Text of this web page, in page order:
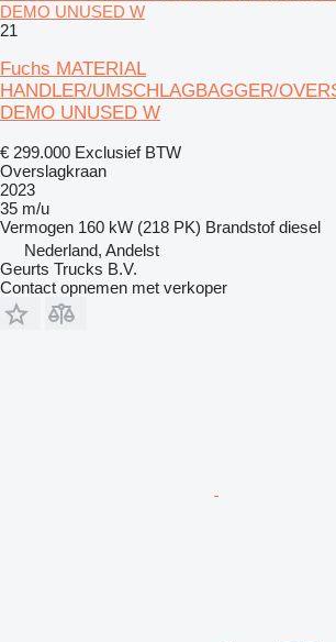
DEMO UNUSED W
21
Fuchs MATERIAL
HANDLER/UMSCHLAGBAGGER/
DEMO UNUSED W
€ 299.000 Exclusief BTW
Overslagkraan
2023
35 m/u
Vermogen 160 kW (218 PK) Brandstof diesel
Nederland, Andelst
Geurts Trucks B.V.
Contact opnemen met verkoper